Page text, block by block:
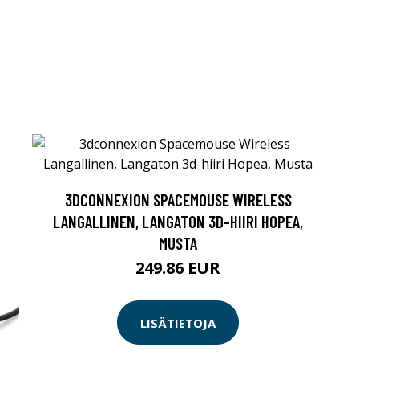
3DCONNEXION SPACEMOUSE WIRELESS
LANGALLINEN, LANGATON 3D-HIIRI HOPEA,
MUSTA
249.86 EUR
LISÄTIETOJA